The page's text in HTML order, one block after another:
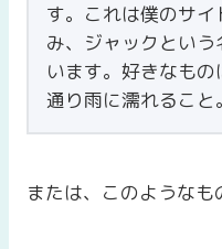
す。これは僕のサ
み、ジャックとい
います。好きなも
通り雨に濡れること。
または、このようなも